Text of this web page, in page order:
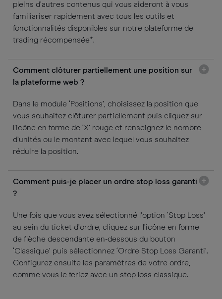
pleins d’autres contenus qui vous aideront à vous
familiariser rapidement avec tous les outils et
fonctionnalités disponibles sur notre plateforme de
trading récompensée*.
Comment clôturer partiellement une position sur
la plateforme web ?
Dans le module ‘Positions’, choisissez la position que
vous souhaitez clôturer partiellement puis cliquez sur
l’icône en forme de ‘X’ rouge et renseignez le nombre
d’unités ou le montant avec lequel vous souhaitez
réduire la position.
Comment puis-je placer un ordre stop loss garanti
?
Une fois que vous avez sélectionné l’option ‘Stop Loss’
au sein du ticket d’ordre, cliquez sur l’icône en forme
de flèche descendante en-dessous du bouton
‘Classique’ puis sélectionnez ‘Ordre Stop Loss Garanti’.
Configurez ensuite les paramètres de votre ordre,
comme vous le feriez avec un stop loss classique.